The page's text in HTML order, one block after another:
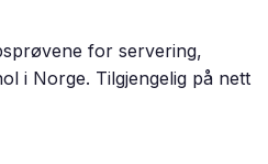
for servering,
i Norge. Tilgjengelig på nett